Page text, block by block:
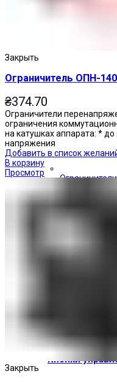
Кнопки
Закрыть
Ограничитель ОПН-
₴374.70
Ограничители
ограничения
на катушках аппарата: *
напряжения
Добавить в список
В корзину
Просмотр
Закрыть